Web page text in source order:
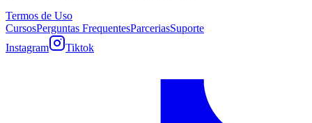
Termos de Uso
CursosPerguntas FrequentesParceriasSuporte
Instagram
Tiktok